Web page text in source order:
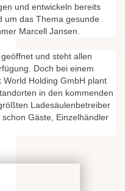
und entwickeln bereits
um das Thema gesunde
Marcell Jansen.
und steht allen
Doch bei einem
Holding GmbH plant
in den kommenden
Ladesäulenbetreiber
Gäste, Einzelhändler